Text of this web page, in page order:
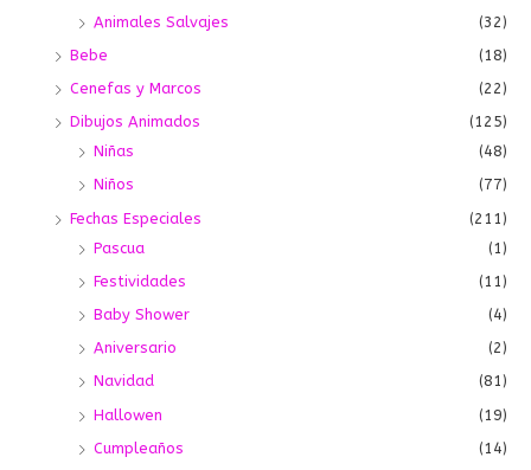
Animales Salvajes
(32)
Bebe
(18)
Cenefas y Marcos
(22)
Dibujos Animados
(125)
Niñas
(48)
Niños
(77)
Fechas Especiales
(211)
Pascua
(1)
Festividades
(11)
Baby Shower
(4)
Aniversario
(2)
Navidad
(81)
Hallowen
(19)
Cumpleaños
(14)